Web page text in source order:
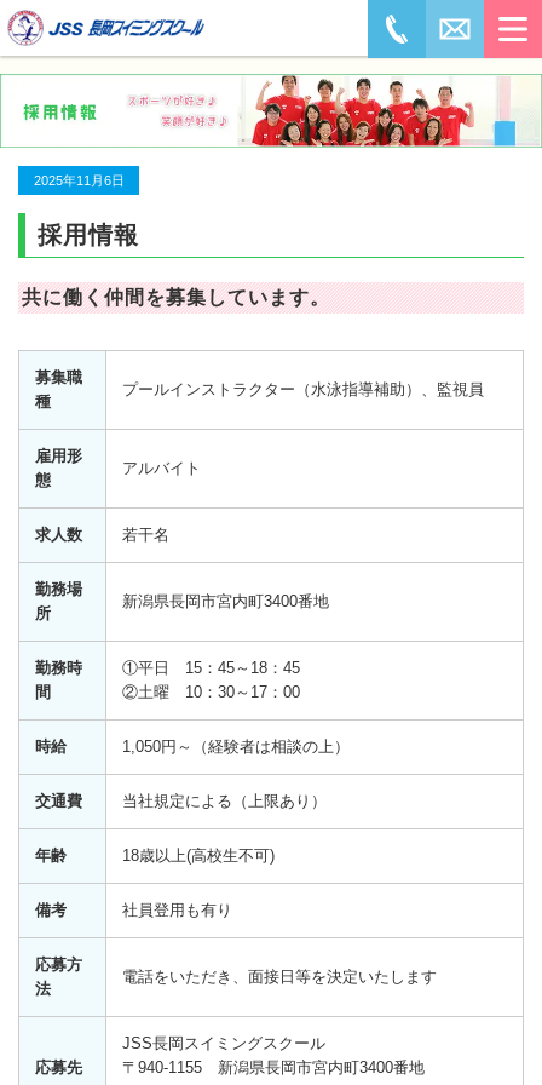
2025年11月6日
採用情報
共に働く仲間を募集しています。
募集職
種
プールインストラクター（水泳指導補助）、監視員
雇用形
態
アルバイト
求人数 若干名
勤務場
所
新潟県長岡市宮内町3400番地
勤務時
間
①平日 15：45～18：45
②土曜 10：30～17：00
時給 1,050円～（経験者は相談の上）
交通費 当社規定による（上限あり）
年齢 18歳以上(高校生不可)
備考 社員登用も有り
応募方
法
電話をいただき、面接日等を決定いたします
応募先
JSS長岡スイミングスクール
〒940-1155 新潟県長岡市宮内町3400番地